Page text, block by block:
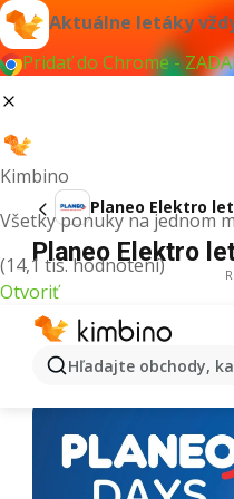
Aktuálne letáky
Pridať do Chrome -
Kimbino
Všetky ponuky na jednom
(14,1 tis. hodnotení)
Otvoriť
Hľadajte obchody,
Planeo Elektro
Planeo Elektro